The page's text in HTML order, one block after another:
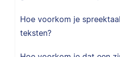
Hoe voorkom je
teksten?